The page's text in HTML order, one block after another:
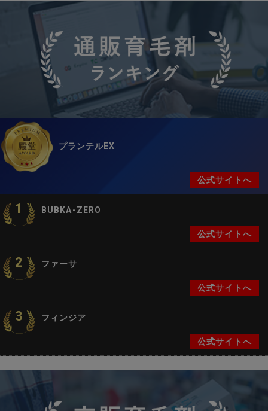
プランテルEX
公式サイトへ
1 BUBKA-ZERO
公式サイトへ
2 ファーサ
公式サイトへ
3 フィンジア
公式サイトへ